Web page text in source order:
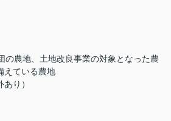
の農地、土地改良事業の対象となった農
えている農地
り）